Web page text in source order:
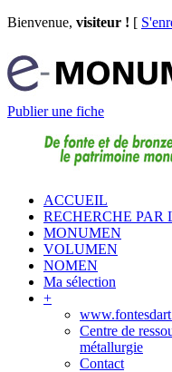
Bienvenue, visiteur ! [
Publier une fiche
ACCUEIL
RECHERCHE PAR
MONUMEN
VOLUMEN
NOMEN
Ma sélection
+
Centre de
métallurgie
Contact